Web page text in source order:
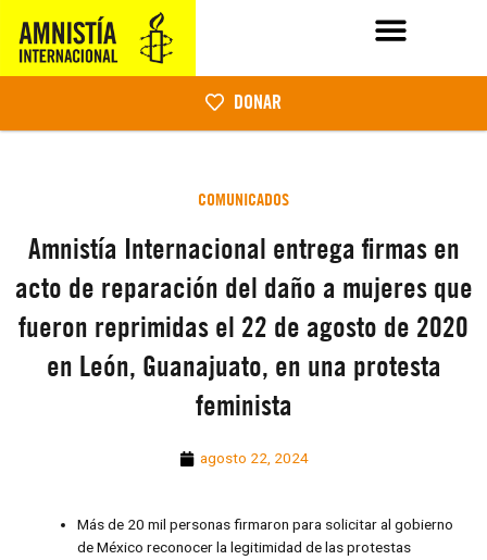
DONAR
COMUNICADOS
Amnistía Internacional entrega firmas en
acto de reparación del daño a mujeres que
fueron reprimidas el 22 de agosto de 2020
en León, Guanajuato, en una protesta
feminista
agosto 22, 2024
Más de 20 mil personas firmaron para solicitar al gobierno
de México reconocer la legitimidad de las protestas